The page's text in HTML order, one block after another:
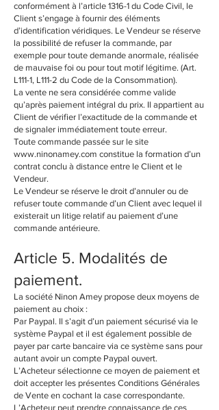
conformément à l’article 1316-1 du Code Civil, le
Client s’engage à fournir des éléments
d’identification véridiques. Le Vendeur se réserve
la possibilité de refuser la commande, par
exemple pour toute demande anormale, réalisée
de mauvaise foi ou pour tout motif légitime. (Art.
L111-1, L111-2 du Code de la Consommation).
La vente ne sera considérée comme valide
qu’après paiement intégral du prix. Il appartient au
Client de vérifier l’exactitude de la commande et
de signaler immédiatement toute erreur.
Toute commande passée sur le site
www.ninonamey.com constitue la formation d’un
contrat conclu à distance entre le Client et le
Vendeur.
Le Vendeur se réserve le droit d’annuler ou de
refuser toute commande d’un Client avec lequel il
existerait un litige relatif au paiement d’une
commande antérieure.
Article 5. Modalités de
paiement.
La société Ninon Amey propose deux moyens de
paiement au choix :
Par Paypal. Il s’agit d’un paiement sécurisé via le
système Paypal et il est également possible de
payer par carte bancaire via ce système sans pour
autant avoir un compte Paypal ouvert.
L’Acheteur sélectionne ce moyen de paiement et
doit accepter les présentes Conditions Générales
de Vente en cochant la case correspondante.
L’Acheteur peut prendre connaissance de ces